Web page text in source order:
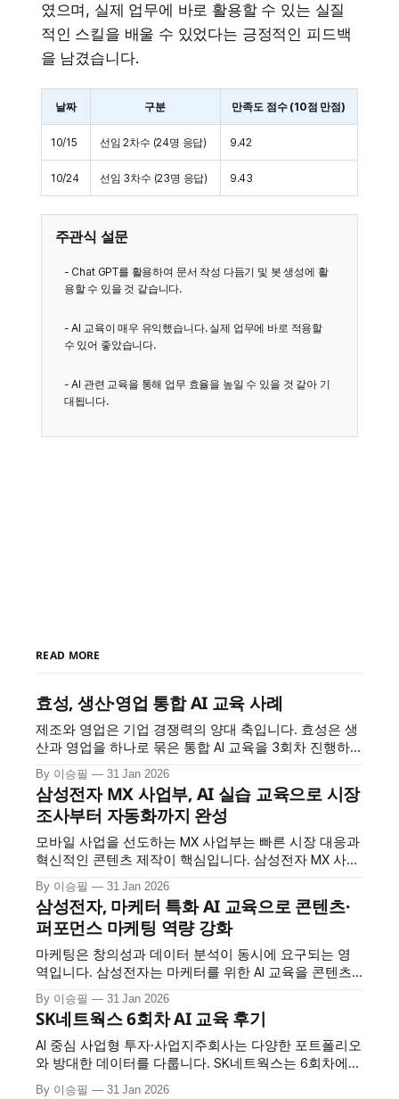
였으며, 실제 업무에 바로 활용할 수 있는 실질
적인 스킬을 배울 수 있었다는 긍정적인 피드백
을 남겼습니다.
날짜 구분 만족도 점수 (10점 만점)
10/15 선임 2차수 (24명 응답) 9.42
10/24 선임 3차수 (23명 응답) 9.43
주관식 설문
- Chat GPT를 활용하여 문서 작성 다듬기 및 봇 생성에 활
용할 수 있을 것 같습니다.
- AI 교육이 매우 유익했습니다. 실제 업무에 바로 적용할
수 있어 좋았습니다.
- AI 관련 교육을 통해 업무 효율을 높일 수 있을 것 같아 기
대됩니다.
READ MORE
효성, 생산·영업 통합 AI 교육 사례
제조와 영업은 기업 경쟁력의 양대 축입니다. 효성은 생
산과 영업을 하나로 묶은 통합 AI 교육을 3회차 진행하
며, 두 부문이 공통으로 필요한 AI 역량을 체계적으로 강
화했습니다. 정보 검색부터 데이터 분석, 보고서 작성,
맞춤형 AI 도구 제작까지, 실무 전 과정을 AI로 혁신하는
방법을 배웠습니다. 교육 개요 * 교육 대상: 효성 생산·영
업 부문 * 교육
By 이승필 31 Jan 2026
삼성전자 MX 사업부, AI 실습 교육으로 시장
조사부터 자동화까지 완성
모바일 사업을 선도하는 MX 사업부는 빠른 시장 대응과
혁신적인 콘텐츠 제작이 핵심입니다. 삼성전자 MX 사업
부는 2회차에 걸친 AI 교육을 통해 시장 조사부터 멀티미
디어 콘텐츠 생성, 업무 자동화까지 AI를 전방위로 활용
하는 방법을 습득했습니다. 교육 개요 * 교육 대상: 삼성
전자 MX 사업부 * 교육 횟수: 2회차 * 교육 시간: 회차당
7시간 * 교육 특징: 시장조사·멀티미디어
By 이승필 31 Jan 2026
삼성전자, 마케터 특화 AI 교육으로 콘텐츠·
퍼포먼스 마케팅 역량 강화
마케팅은 창의성과 데이터 분석이 동시에 요구되는 영
역입니다. 삼성전자는 마케터를 위한 AI 교육을 콘텐츠
마케팅과 퍼포먼스 마케팅으로 나눠 4회차 진행하며, 각
영역에 특화된 AI 활용법을 집중적으로 훈련했습니다.
교육 개요 * 교육 대상: 삼성전자 마케터 * 교육 구성: 총
4회차 (콘텐츠 마케팅 2회 + 퍼포먼스 마케팅 2회) * 교
육 시간: 회차당 7시간 * 교육 특징: 마케팅 직무
By 이승필 31 Jan 2026
SK네트웍스 6회차 AI 교육 후기
AI 중심 사업형 투자·사업지주회사는 다양한 포트폴리오
와 방대한 데이터를 다룹니다. SK네트웍스는 6회차에
걸친 AI 교육을 통해 프롬프트 엔지니어링부터 엑셀 자
By 이승필 31 Jan 2026